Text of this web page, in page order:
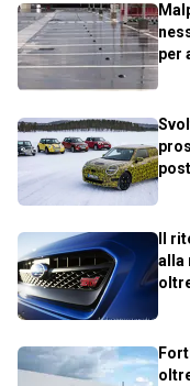
per
Il
alla